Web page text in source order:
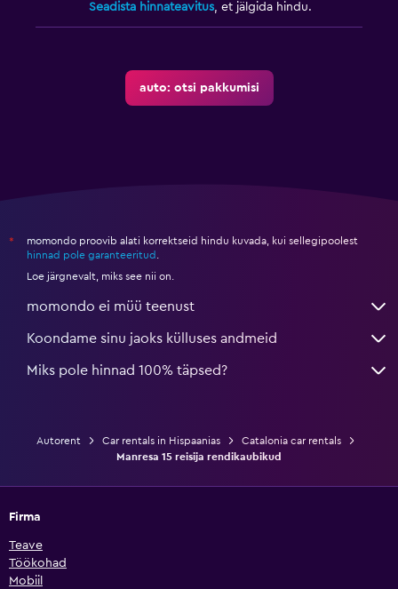
Seadista hinnateavitus, et jälgida hindu.
auto: otsi pakkumisi
*
momondo proovib alati korrektseid hindu kuvada, kui sellegipoolest
hinnad pole garanteeritud .
Loe järgnevalt, miks see nii on.
momondo ei müü teenust
Koondame sinu jaoks külluses andmeid
Miks pole hinnad 100% täpsed?
Autorent Car rentals in Hispaanias
Catalonia car rentals
Manresa 15 reisija rendikaubikud
Firma
Teave
Töökohad
Mobiil